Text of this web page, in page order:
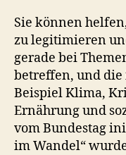
Sie können
zu legitimieren
gerade bei
betreffen, und
Beispiel Klima,
Ernährung und
vom Bundestag
im Wandel“